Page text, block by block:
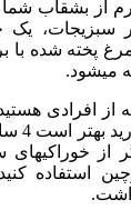
از بشقاب
سبزیجات، یک
پخته شده با
می‏شود.
از افرادی
میان
از خوراکی‏های
استفاده